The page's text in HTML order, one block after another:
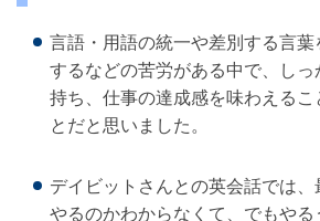
言語・用語の統一や差別する言葉
するなどの苦労がある中で、しっ
持ち、仕事の達成感を味わえるこ
とだと思いました。
デイビットさんとの英会話では
やるのかわからなくて、でもやる